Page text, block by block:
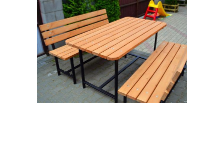
Скамейка из
профильной трубы
Садовая лавочка